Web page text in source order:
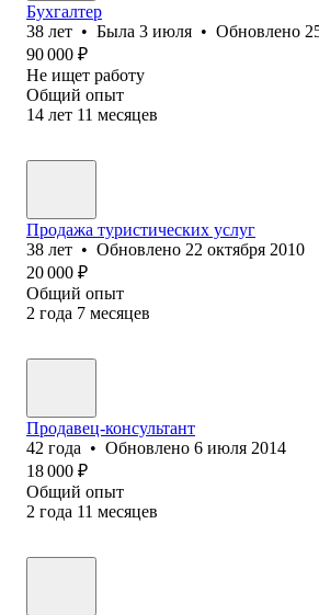
Бухгалтер
38 лет • Была 3 июля • Обновлено
90 000 ₽
Не ищет работу
Общий опыт
14 лет 11 месяцев
Продажа туристических услуг
38 лет • Обновлено 22 октября 2010
20 000 ₽
Общий опыт
2 года 7 месяцев
Продавец-консультант
42 года • Обновлено 6 июля 2014
18 000 ₽
Общий опыт
2 года 11 месяцев